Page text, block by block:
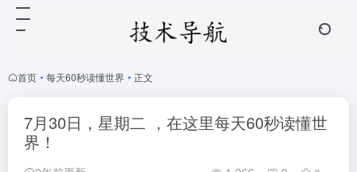
首页 • 每天60秒读懂世界 • 正文
7月30日，星期二 ，在这里每天60秒读懂世
界！